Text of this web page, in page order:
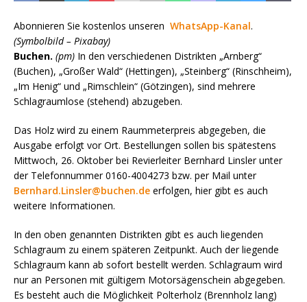
Abonnieren Sie kostenlos unseren WhatsApp-Kanal.
(Symbolbild – Pixabay)
Buchen. (pm) In den verschiedenen Distrikten „Arnberg“
(Buchen), „Großer Wald“ (Hettingen), „Steinberg“ (Rinschheim),
„Im Henig“ und „Rimschlein“ (Götzingen), sind mehrere
Schlagraumlose (stehend) abzugeben.
Das Holz wird zu einem Raummeterpreis abgegeben, die
Ausgabe erfolgt vor Ort. Bestellungen sollen bis spätestens
Mittwoch, 26. Oktober bei Revierleiter Bernhard Linsler unter
der Telefonnummer 0160-4004273 bzw. per Mail unter
Bernhard.Linsler@buchen.de erfolgen, hier gibt es auch
weitere Informationen.
In den oben genannten Distrikten gibt es auch liegenden
Schlagraum zu einem späteren Zeitpunkt. Auch der liegende
Schlagraum kann ab sofort bestellt werden. Schlagraum wird
nur an Personen mit gültigem Motorsägenschein abgegeben.
Es besteht auch die Möglichkeit Polterholz (Brennholz lang)